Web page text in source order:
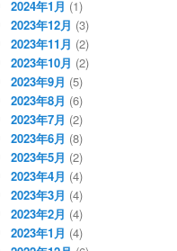
2024年1月 (1)
2023年12月 (3)
2023年11月 (2)
2023年10月 (2)
2023年9月 (5)
2023年8月 (6)
2023年7月 (2)
2023年6月 (8)
2023年5月 (2)
2023年4月 (4)
2023年3月 (4)
2023年2月 (4)
2023年1月 (4)